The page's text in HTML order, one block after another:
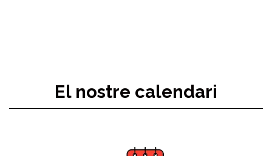
El nostre calendari